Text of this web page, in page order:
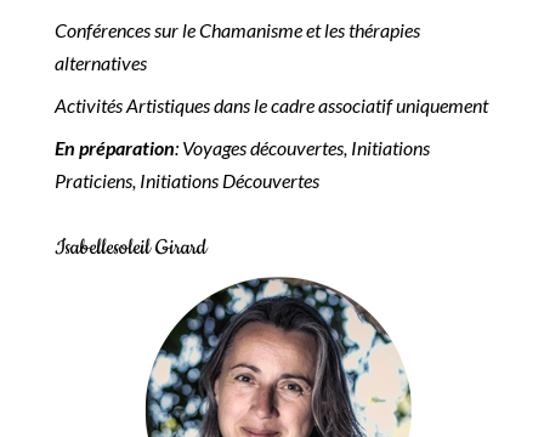
Conférences sur le Chamanisme et les thérapies
alternatives
Activités Artistiques dans le cadre associatif uniquement
En préparation: Voyages découvertes, Initiations
Praticiens, Initiations Découvertes
Isabellesoleil Girard